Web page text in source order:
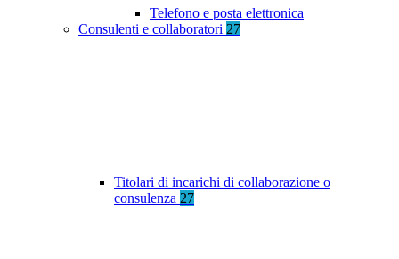
Telefono e posta elettronica
Consulenti e collaboratori 27
Titolari di incarichi di collaborazione o
consulenza 27